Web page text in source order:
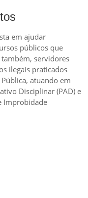
em ajudar
públicos que
servidores
ilegais praticados
atuando em
Disciplinar (PAD) e
Improbidade